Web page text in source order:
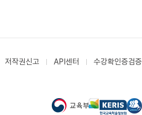
저작권신고 API센터 수강확인증검증